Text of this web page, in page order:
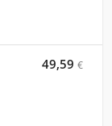
49,59 €